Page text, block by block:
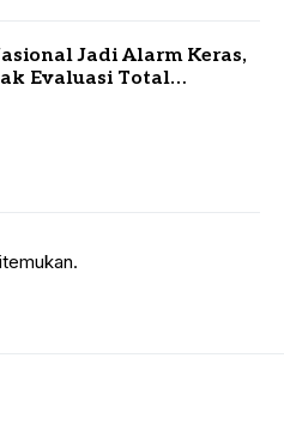
Jadi Alarm Keras,
Evaluasi Total
Kalsel